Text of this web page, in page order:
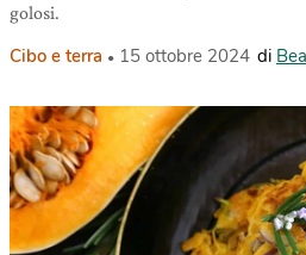
golosi.
Cibo e terra 15 ottobre 2024 di